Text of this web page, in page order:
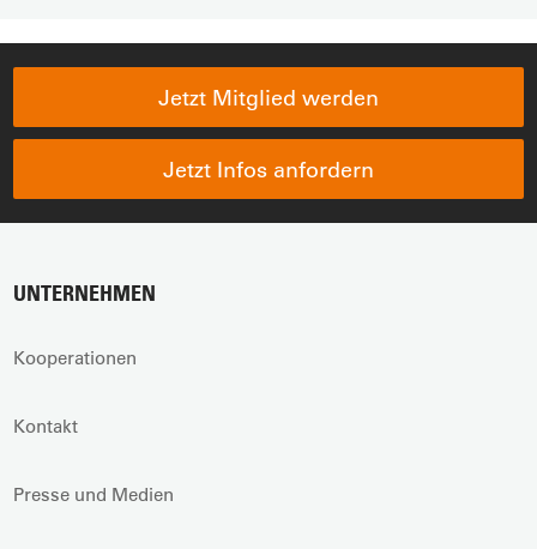
Jetzt Mitglied werden
Jetzt Infos anfordern
UNTERNEHMEN
Kooperationen
Kontakt
Presse und Medien